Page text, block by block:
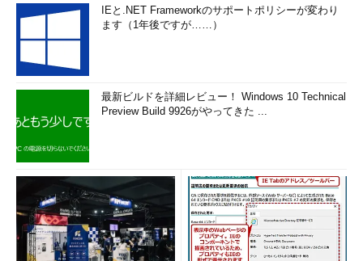
IEと.NET Frameworkのサポートポリシーが変わり
ます（1年後ですが……）
最新ビルドを詳細レビュー！ Windows 10 Technical
Preview Build 9926がやってきた ...